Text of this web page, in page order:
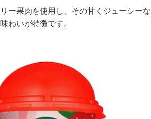
ー果肉を使用し、その甘くジューシーな
わいが特徴です。